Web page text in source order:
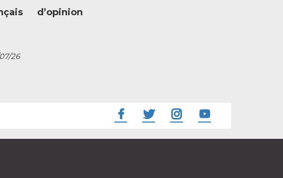
d’opinion
26